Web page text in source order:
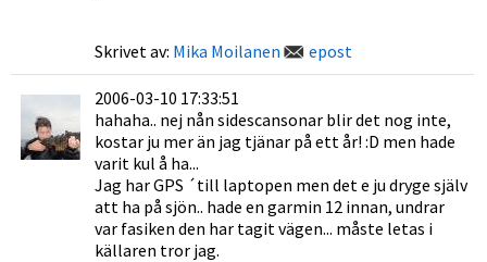
Skrivet av: Mika Moilanen epost
2006-03-10 17:33:51
hahaha.. nej nån sidescansonar blir det nog inte,
kostar ju mer än jag tjänar på ett år! :D men hade
varit kul å ha...
Jag har GPS ´till laptopen men det e ju dryge själv
att ha på sjön.. hade en garmin 12 innan, undrar
var fasiken den har tagit vägen... måste letas i
källaren tror jag.